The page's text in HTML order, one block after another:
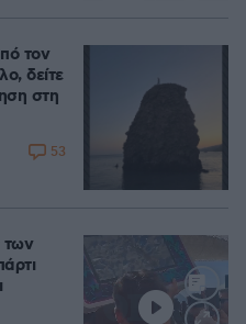
τον
δείτε
στη
53
των